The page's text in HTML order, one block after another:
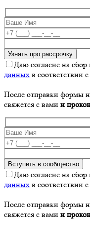
Даю согласие на
данных в соответствии с
После отправки формы
свяжется с вами и
Даю согласие на
данных в соответствии с
После отправки формы
свяжется с вами и